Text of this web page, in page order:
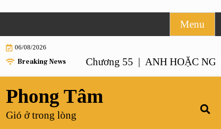
to
content
Menu
06/08/2026
Breaking News
NHƯ ANH – Chương 55 | ANH HOẶC NGƯỜI
Phong Tâm
Gió ở trong lòng